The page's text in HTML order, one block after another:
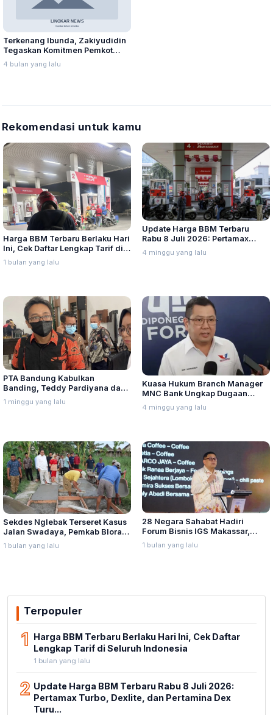
Terkenang Ibunda, Zakiyudidin
Tegaskan Komitmen Pemkot
Medan Benahi Fasilitas dan
Layanan Rumah Sakit
4 bulan yang lalu
Rekomendasi untuk kamu
Harga BBM Terbaru Berlaku Hari
Ini, Cek Daftar Lengkap Tarif di
Seluruh Indonesia
1 bulan yang lalu
Update Harga BBM Terbaru
Rabu 8 Juli 2026: Pertamax
Turbo, Dexlite, dan Pertamina
Dex Turun
4 minggu yang lalu
PTA Bandung Kabulkan
Banding, Teddy Pardiyana dan
Bintang Ditetapkan Ahli Waris
Lina Jubaedah
1 minggu yang lalu
Kuasa Hukum Branch Manager
MNC Bank Ungkap Dugaan
Penganiayaan oleh Hary Tanoe
di MNC Towe
4 minggu yang lalu
Sekdes Nglebak Terseret Kasus
Jalan Swadaya, Pemkab Blora
Sebut Pendampingan Hukum
Bukan Kewenangannya
1 bulan yang lalu
28 Negara Sahabat Hadiri
Forum Bisnis IGS Makassar,
Munafri Tawarkan Investasi
Stadion Untia
1 bulan yang lalu
Terpopuler
1 Harga BBM Terbaru Berlaku Hari Ini, Cek Daftar
Lengkap Tarif di Seluruh Indonesia
1 bulan yang lalu
2 Update Harga BBM Terbaru Rabu 8 Juli 2026:
Pertamax Turbo, Dexlite, dan Pertamina Dex
Turu...